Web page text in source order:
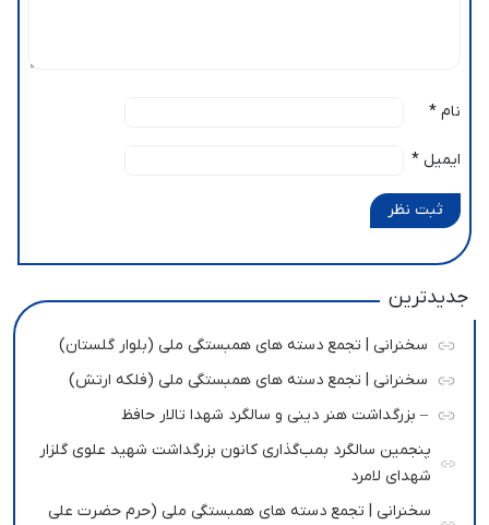
نام *
ایمیل *
ثبت نظر
جدیدترین
سخنرانی | تجمع دسته های همبستگی ملی (بلوار گلستان)
سخنرانی | تجمع دسته های همبستگی ملی (فلکه ارتش)
– بزرگداشت هنر دینی و سالگرد شهدا تالار حافظ
پنجمین سالگرد بمب‌گذاری کانون بزرگداشت شهید علوی گلزار
شهدای لامرد
سخنرانی | تجمع دسته های همبستگی ملی (حرم حضرت علی